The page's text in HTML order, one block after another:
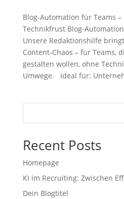
Blog-Automation für Teams
Technikfrust Blog-
Unsere Redaktionshilfe
Content-Chaos – für Teams,
gestalten wollen, ohne
Umwege. Ideal für:
Recent Posts
Homepage
KI im Recruiting: Zwischen
Dein Blogtitel